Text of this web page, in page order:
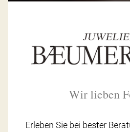
Wir lieben
Erleben Sie bei bester